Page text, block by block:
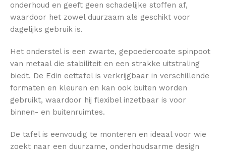
onderhoud en geeft geen schadelijke stoffen af,
waardoor het zowel duurzaam als geschikt voor
dagelijks gebruik is.
Het onderstel is een zwarte, gepoedercoate spinpoot
van metaal die stabiliteit en een strakke uitstraling
biedt. De Edin eettafel is verkrijgbaar in verschillende
formaten en kleuren en kan ook buiten worden
gebruikt, waardoor hij flexibel inzetbaar is voor
binnen- en buitenruimtes.
De tafel is eenvoudig te monteren en ideaal voor wie
zoekt naar een duurzame, onderhoudsarme design